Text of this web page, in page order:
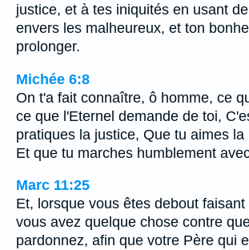
justice, et à tes iniquités en usant
envers les malheureux, et ton
prolonger.
Michée 6:8
On t'a fait connaître, ô homme, ce
ce que l'Eternel demande de toi,
pratiques la justice, Que tu aimes la
Et que tu marches humblement
Marc 11:25
Et, lorsque vous êtes debout
vous avez quelque chose contre
pardonnez, afin que votre Père qui